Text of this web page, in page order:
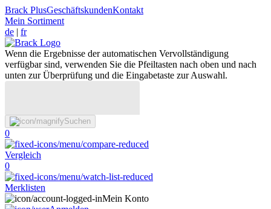
Brack PlusGeschäftskundenKontakt
Mein Sortiment
de | fr
Wenn die Ergebnisse der automatischen Vervollständigung
verfügbar sind, verwenden Sie die Pfeiltasten nach oben und nach
unten zur Überprüfung und die Eingabetaste zur Auswahl.
Suchen
0
Vergleich
0
Merklisten
Mein Konto